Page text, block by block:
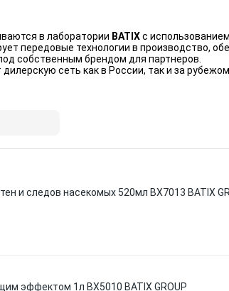
в лаборатории BATIXс
передовые технологии в производство,
собственным брендом для партнеров.
сеть как в России, так и за рубежом.
и следов насекомых 520мл BX7013 BATIX
эффектом 1л BX5010 BATIX GROUP